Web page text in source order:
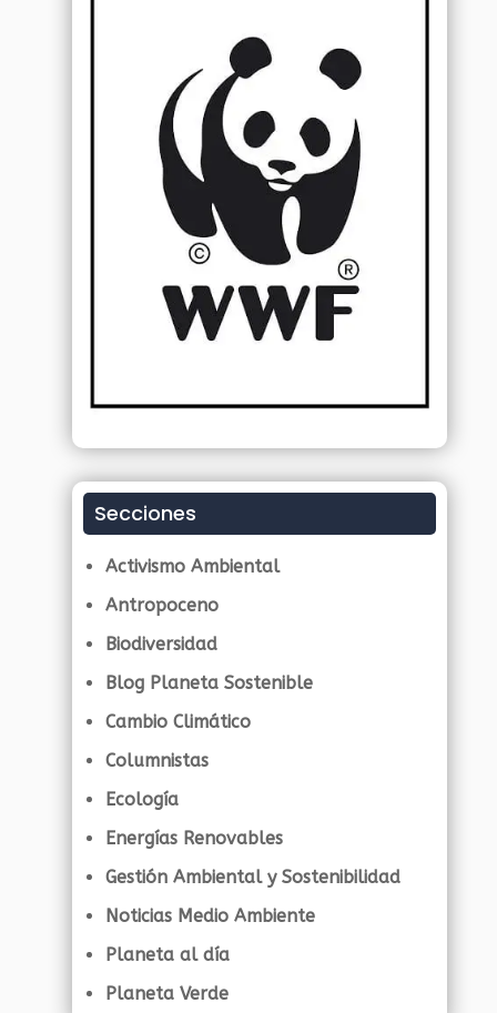
Secciones
Activismo Ambiental
Antropoceno
Biodiversidad
Blog Planeta Sostenible
Cambio Climático
Columnistas
Ecología
Energías Renovables
Gestión Ambiental y Sostenibilidad
Noticias Medio Ambiente
Planeta al día
Planeta Verde